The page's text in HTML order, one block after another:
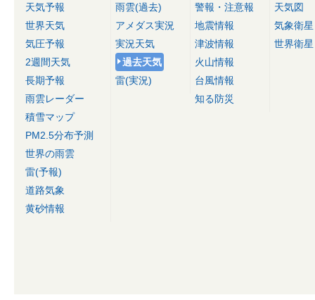
天気予報
世界天気
気圧予報
2週間天気
長期予報
雨雲レーダー
積雪マップ
PM2.5分布予測
世界の雨雲
雷(予報)
道路気象
黄砂情報
雨雲(過去)
アメダス実況
実況天気
過去天気
雷(実況)
警報・注意報
地震情報
津波情報
火山情報
台風情報
知る防災
天気図
気象衛星
世界衛星